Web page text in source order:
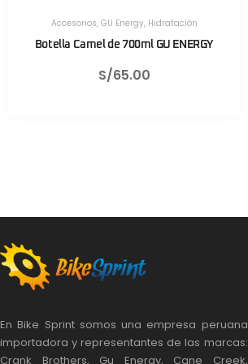
Lentes Deportivos,Optic Nerve
Lentes Optic Nerve Fixie Rush Negro Mate
S/430.00
En Bike Sprint somos una empresa peruana
importadora y representantes de las marcas:
Crank Brothers, Gu Energy, Cane Creek,